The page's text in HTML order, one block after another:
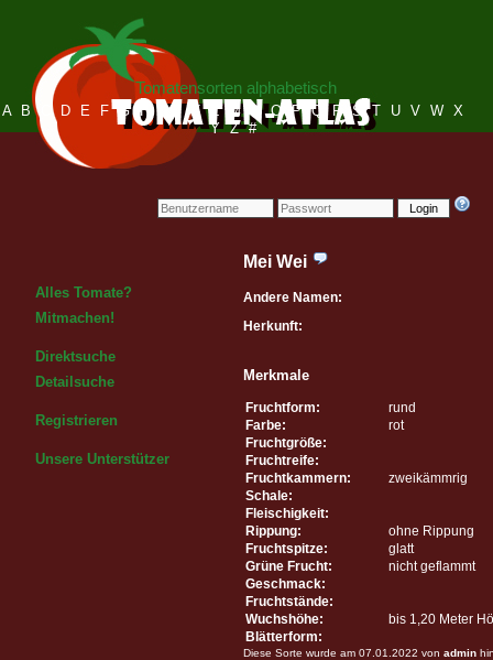
Login
Tomatensorten alphabetisch
A B C D E F G H I J K L M N O P Q R S T U V W X
Y Z #
Alles Tomate?
Mitmachen!
Direktsuche
Detailsuche
Registrieren
Unsere Unterstützer
Mei Wei
Andere Namen:
Herkunft:
Merkmale
Fruchtform:
rund
Farbe:
rot
Fruchtgröße:
Fruchtreife:
Fruchtkammern:
zweikämmrig
Schale:
Fleischigkeit:
Rippung:
ohne Rippung
Fruchtspitze:
glatt
Grüne Frucht:
nicht geflammt
Geschmack:
Fruchtstände:
Wuchshöhe:
bis 1,20 Meter
Blätterform:
Diese Sorte wurde am 07.01.2022 von admin